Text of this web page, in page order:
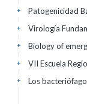
Patogenicidad
+
Virología
+
Biology of
+
VII Escuela
+
Los
+